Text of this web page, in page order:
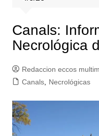
Canals:
Necrológica
Redaccion eccos
Canals, Necrológicas